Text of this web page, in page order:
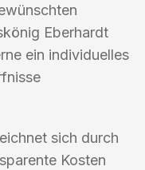
Eberhardt
ein individuelles
sich durch
Kosten